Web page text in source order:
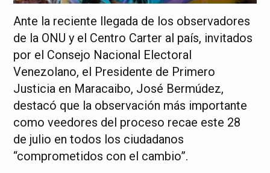
Ante la reciente llegada de los observadores
de la ONU y el Centro Carter al país, invitados
por el Consejo Nacional Electoral
Venezolano, el Presidente de Primero
Justicia en Maracaibo, José Bermúdez,
destacó que la observación más importante
como veedores del proceso recae este 28
de julio en todos los ciudadanos
“comprometidos con el cambio”.